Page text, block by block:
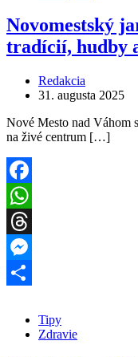
Novomestský
tradícií, hudby
Redakcia
31. augusta 2025
Nové Mesto nad Váhom
na živé centrum […]
Facebook
WhatsApp
Threads
Messenger
Tipy
Zdravie